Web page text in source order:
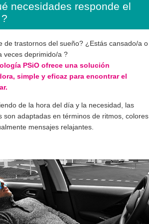
necesidades responde el
de trastornos del sueño? ¿Estás cansado/a o
veces deprimido/a ?
PSiO ofrece una solución
simple y eficaz para encontrar el
de la hora del día y la necesidad, las
son adaptadas en términos de ritmos, colores
mensajes relajantes.